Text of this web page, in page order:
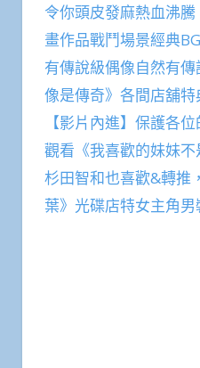
令你頭皮發麻熱血沸
畫作品戰鬥場景經典
有傳說級偶像自然有
像是傳奇》各間店舖
【影片內進】保護各
觀看《我喜歡的妹妹
杉田智和也喜歡&轉推
葉》光碟店特女主角